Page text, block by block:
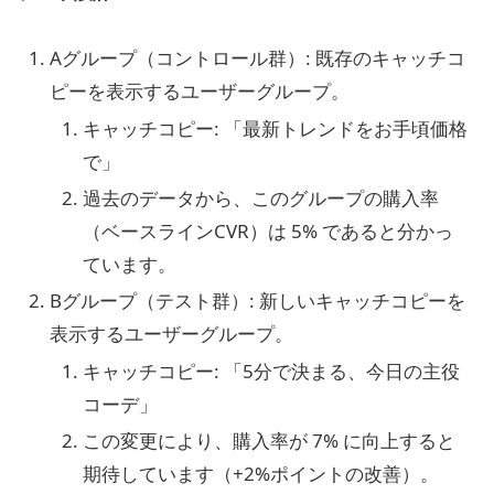
Aグループ（コントロール群）: 既存のキャッチコ
ピーを表示するユーザーグループ。
キャッチコピー: 「最新トレンドをお手頃価格
で」
過去のデータから、このグループの購入率
（ベースラインCVR）は 5% であると分かっ
ています。
Bグループ（テスト群）: 新しいキャッチコピーを
表示するユーザーグループ。
キャッチコピー: 「5分で決まる、今日の主役
コーデ」
この変更により、購入率が 7% に向上すると
期待しています（+2%ポイントの改善）。